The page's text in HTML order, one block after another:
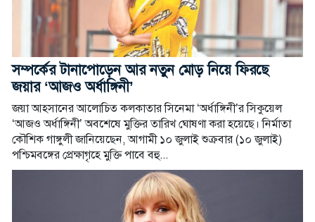
সম্পর্কের টানাপোড়েন আর নতুন মোড় নিয়ে ফিরছে
জয়ার ‘আজও অর্ধাঙ্গিনী’
জয়া আহসানের আলোচিত কলকাতার সিনেমা ‘অর্ধাঙ্গিনী’র সিকুয়েল
‘আজও অর্ধাঙ্গিনী’ অবশেষে মুক্তির তারিখ ঘোষণা করা হয়েছে। নির্মাতা
কৌশিক গাঙ্গুলী জানিয়েছেন, আগামী ১০ জুলাই শুক্রবার (১০ জুলাই)
পশ্চিমবঙ্গের প্রেক্ষাগৃহে মুক্তি পাবে বহু...